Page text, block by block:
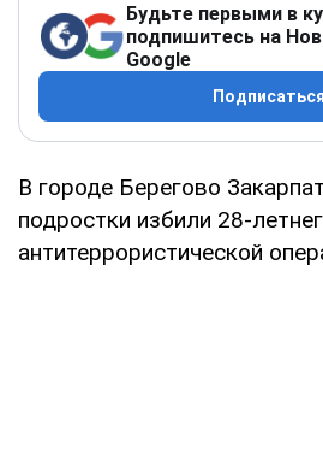
Будьте первыми в
подпишитесь на
Google
Подписаться
В городе Берегово
подростки избили 28-
антитеррористической